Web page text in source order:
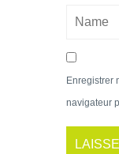
Enregistrer
navigateur